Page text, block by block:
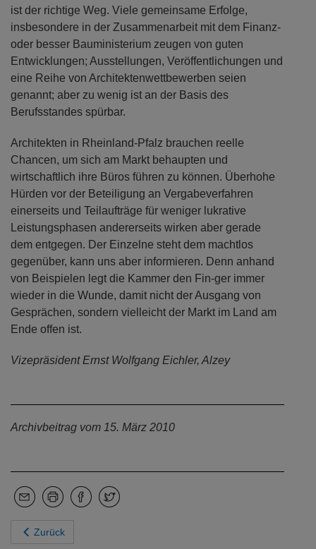
ist der richtige Weg. Viele gemeinsame Erfolge,
insbesondere in der Zusammenarbeit mit dem Finanz-
oder besser Bauministerium zeugen von guten
Entwicklungen; Ausstellungen, Veröffentlichungen und
eine Reihe von Architektenwettbewerben seien
genannt; aber zu wenig ist an der Basis des
Berufsstandes spürbar.
Architekten in Rheinland-Pfalz brauchen reelle
Chancen, um sich am Markt behaupten und
wirtschaftlich ihre Büros führen zu können. Überhohe
Hürden vor der Beteiligung an Vergabeverfahren
einerseits und Teilaufträge für weniger lukrative
Leistungsphasen andererseits wirken aber gerade
dem entgegen. Der Einzelne steht dem machtlos
gegenüber, kann uns aber informieren. Denn anhand
von Beispielen legt die Kammer den Fin-ger immer
wieder in die Wunde, damit nicht der Ausgang von
Gesprächen, sondern vielleicht der Markt im Land am
Ende offen ist.
Vizepräsident Ernst Wolfgang Eichler, Alzey
Archivbeitrag vom 15. März 2010
Zurück